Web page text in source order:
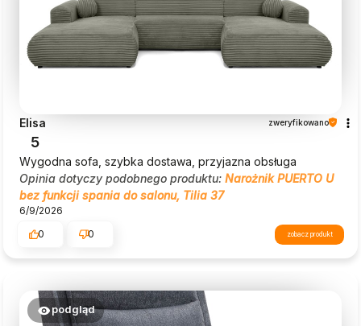
Elisa zweryfikowano
5
Wygodna sofa, szybka dostawa, przyjazna obsługa
Opinia dotyczy podobnego produktu: Narożnik PUERTO U
bez funkcji spania do salonu, Tilia 37
6/9/2026
0
0 zobacz produkt
podgląd